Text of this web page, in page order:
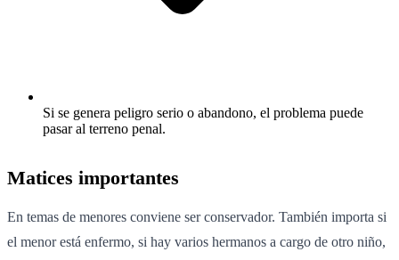
Si se genera peligro serio o abandono, el problema puede
pasar al terreno penal.
Matices importantes
En temas de menores conviene ser conservador. También importa si
el menor está enfermo, si hay varios hermanos a cargo de otro niño,